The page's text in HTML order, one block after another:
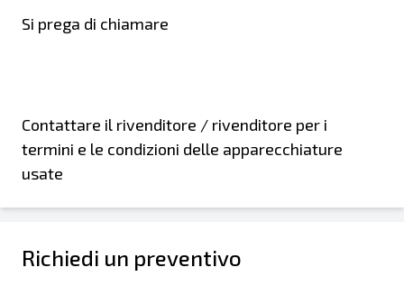
Si prega di chiamare
Contattare il rivenditore / rivenditore per i
termini e le condizioni delle apparecchiature
usate
Richiedi un preventivo